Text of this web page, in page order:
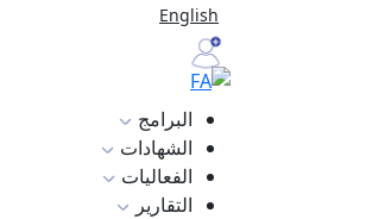
English
البرامج
الشهادات
الفعاليات
التقارير